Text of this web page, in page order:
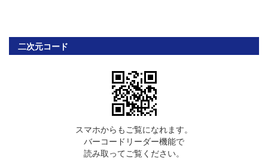
二次元コード
スマホからもご覧になれます。
バーコードリーダー機能で
読み取ってご覧ください。